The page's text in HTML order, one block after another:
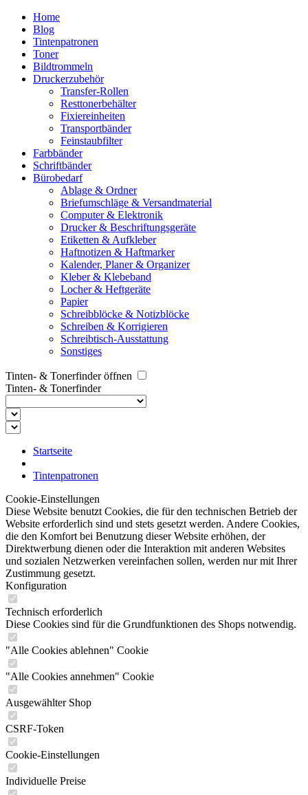
Home
Blog
Tintenpatronen
Toner
Bildtrommeln
Druckerzubehör
Transfer-Rollen
Resttonerbehälter
Fixiereinheiten
Transportbänder
Feinstaubfilter
Farbbänder
Schriftbänder
Bürobedarf
Ablage & Ordner
Briefumschläge & Versandmaterial
Computer & Elektronik
Drucker & Beschriftungsgeräte
Etiketten & Aufkleber
Haftnotizen & Haftmarker
Kalender, Planer & Organizer
Kleber & Klebeband
Locher & Heftgeräte
Papier
Schreibblöcke & Notizblöcke
Schreiben & Korrigieren
Schreibtisch-Ausstattung
Sonstiges
Tinten- & Tonerfinder öffnen
Tinten- & Tonerfinder
Startseite
Tintenpatronen
Cookie-Einstellungen
Diese Website benutzt Cookies, die für den technischen Betrieb der
Website erforderlich sind und stets gesetzt werden. Andere Cookies,
die den Komfort bei Benutzung dieser Website erhöhen, der
Direktwerbung dienen oder die Interaktion mit anderen Websites
und sozialen Netzwerken vereinfachen sollen, werden nur mit Ihrer
Zustimmung gesetzt.
Konfiguration
Technisch erforderlich
Diese Cookies sind für die Grundfunktionen des Shops notwendig.
"Alle Cookies ablehnen" Cookie
"Alle Cookies annehmen" Cookie
Ausgewählter Shop
CSRF-Token
Cookie-Einstellungen
Individuelle Preise